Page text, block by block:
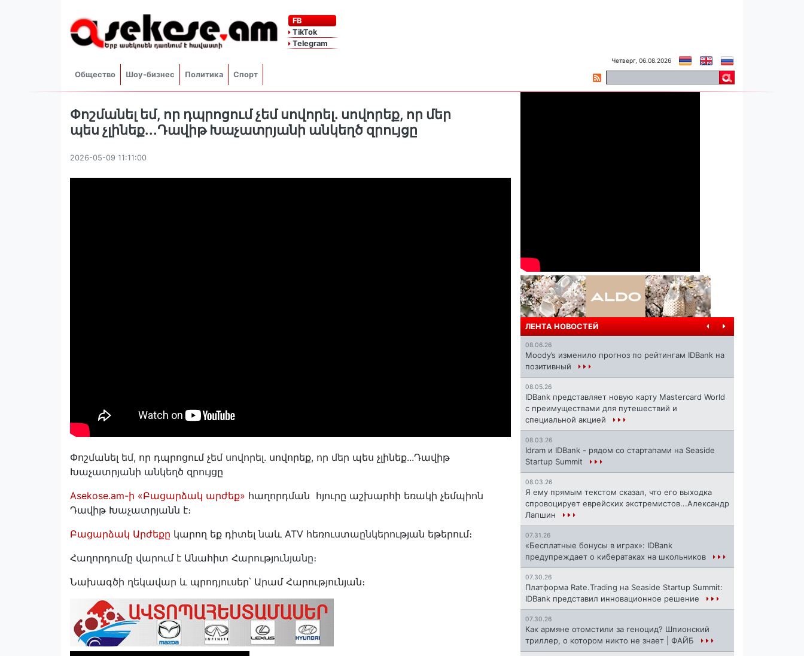
FB
TikTok
Telegram
Общество Шоу-бизнес Политика Спорт
Четверг, 06.08.2026
Փոշմանել եմ, որ դպրոցում չեմ սովորել. սովորեք, որ մեր
պես չլինեք...Դավիթ Խաչատրյանի անկեղծ զրույցը
2026-05-09 11:11:00
Փոշմանել եմ, որ դպրոցում չեմ սովորել. սովորեք, որ մեր պես չլինեք...Դավիթ
Խաչատրյանի անկեղծ զրույցը
Asekose.am-ի «Բացարձակ արժեք» հաղորդման հյուրը աշխարհի եռակի չեմպիոն
Դավիթ Խաչատրյանն է։
Բացարձակ Արժեքը կարող եք դիտել նաև ATV հեռուստաընկերության եթերում։
Հաղորդումը վարում է Անահիտ Հարությունյանը։
Նախագծի ղեկավար և պրոդյուսեր՝ Արամ Հարությունյան։
ЛЕНТА НОВОСТЕЙ
08.06.26
Moody’s изменило прогноз по рейтингам IDBank на
позитивный
08.05.26
IDBank представляет новую карту Mastercard World
с преимуществами для путешествий и
специальной акцией
08.03.26
Idram и IDBank - рядом со стартапами на Seaside
Startup Summit
08.03.26
Я ему прямым текстом сказал, что его выходка
спровоцирует еврейских экстремистов...Александр
Лапшин
07.31.26
«Бесплатные бонусы в играх»: IDBank
предупреждает о кибератаках на школьников
07.30.26
Платформа Rate.Trading на Seaside Startup Summit:
IDBank представил инновационное решение
07.30.26
Как армяне отомстили за геноцид? Шпионский
триллер, о котором никто не знает | ФАЙБ